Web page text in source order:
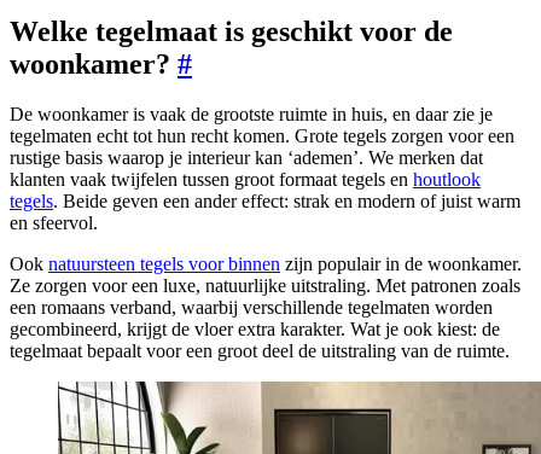
Welke tegelmaat is geschikt voor de
woonkamer? #
De woonkamer is vaak de grootste ruimte in huis, en daar zie je
tegelmaten echt tot hun recht komen. Grote tegels zorgen voor een
rustige basis waarop je interieur kan ‘ademen’. We merken dat
klanten vaak twijfelen tussen groot formaat tegels en houtlook
tegels. Beide geven een ander effect: strak en modern of juist warm
en sfeervol.
Ook natuursteen tegels voor binnen zijn populair in de woonkamer.
Ze zorgen voor een luxe, natuurlijke uitstraling. Met patronen zoals
een romaans verband, waarbij verschillende tegelmaten worden
gecombineerd, krijgt de vloer extra karakter. Wat je ook kiest: de
tegelmaat bepaalt voor een groot deel de uitstraling van de ruimte.